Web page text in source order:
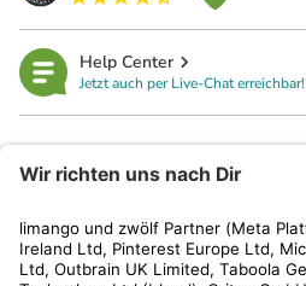
Help Center
Jetzt auch per Live-Chat erreichbar!
Kundenservice